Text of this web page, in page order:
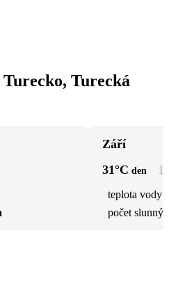
Turecká
Září
31°C den
teplota vody
počet